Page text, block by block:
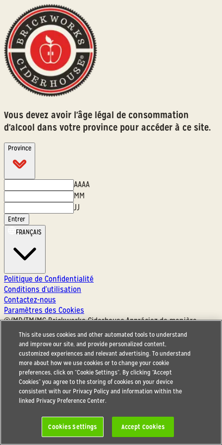
Vous devez avoir l'âge légal de consommation
d'alcool dans votre province pour accéder à ce site.
Province
AAAA
MM
JJ
Entrer
FRANÇAIS
Politique de Confidentialité
Conditions d'utilisation
Contactez-nous
Paramètres des Cookies
®/MD/TM/MC Brickworks Ciderhouse.Appréciez de manière
responsable.Ne partagez pas ce contenu avec des mineurs
droits réservés.
®/MD/TM/MC Brickworks Ciderhouse. Appréciez de manière
responsable. Ne partagez pas ce contenu avec des mineurs.
Tous droits réservés.
This site uses cookies and other automated tools to understand
and improve our site, and provide personalized content,
customized experiences and relevant advertising. To understand
more about how we use cookies or to change your cookie
preferences, click on “Cookie Settings”. By clicking “Accept
Cookies” you agree to the storing of cookies on your device
consistent with our Privacy Policy and information within the
linked Privacy Preference Center.
Cookies Settings Accept Cookies